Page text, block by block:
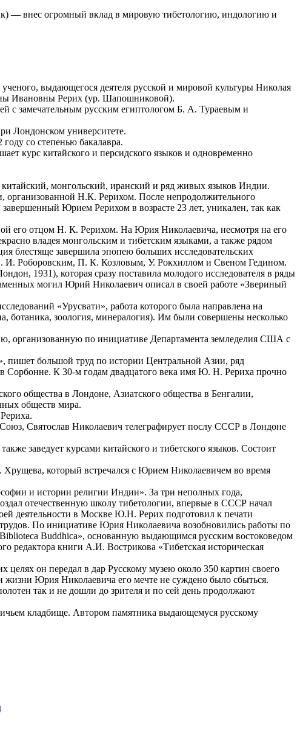
— внес огромный вклад в мировую тибетологию, индологию и
выдающегося деятеля русской и мировой культуры Николая
Ивановны Рерих (ур. Шапошниковой).
с замечательным русским египтологом Б. А. Тураевым и
Лондонском университете.
со степенью бакалавра.
курс китайского и персидского языков и одновременно
монгольский, иранский и ряд живых языков Индии.
организованной Н.К. Рерихом. После непродолжительного
Юрием Рерихом в возрасте 23 лет, уникален, так как
его отцом Н. К. Рерихом. На Юрия Николаевича, несмотря на его
владея монгольским и тибетским языками, а также рядом
блестяще завершила эпопею больших исследовательских
Роборовским, П. К. Козловым, У. Рокхиллом и Свеном Гедином.
1931), которая сразу поставила молодого исследователя в ряды
могил Юрий Николаевич описал в своей работе «Звериный
«Урусвати», работа которого была направлена на
ботаника, зоология, минералогия). Им были совершены несколько
по инициативе Департамента земледелия США с
пишет большой труд по истории Центральной Азии, ряд
в Сорбонне. К 30-м годам двадцатого века имя Ю. Н. Рериха прочно
общества в Лондоне, Азиатского общества в Бенгалии,
обществ мира.
Святослав Николаевич телеграфирует послу СССР в Лондоне
заведует курсами китайского и тибетского языков. Состоит
который встречался с Юрием Николаевичем во время
и истории религии Индии». За три неполных года,
отечественную школу тибетологии, впервые в СССР начал
деятельности в Москве Ю.Н. Рерих подготовил к печати
По инициативе Юрия Николаевича возобновились работы по
Buddhica», основанную выдающимся русским востоковедом
редактора книги А.И. Вострикова «Тибетская историческая
он передал в дар Русскому музею около 350 картин своего
Юрия Николаевича его мечте не суждено было сбыться.
так и не дошли до зрителя и по сей день продолжают
кладбище. Автором памятника выдающемуся русскому